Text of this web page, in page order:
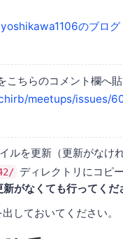
のブログ
ちらのコメント欄へ貼
meetups/issues/
ルを更新（更新がなけ
ディレクトリにコピ
がなくても行ってくだ
しておいてください。